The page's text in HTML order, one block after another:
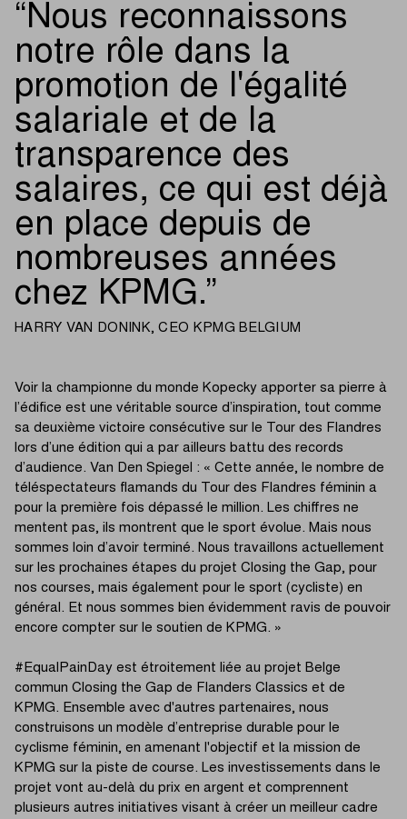
Nous reconnaissons
notre rôle dans la
promotion de l'égalité
salariale et de la
transparence des
salaires, ce qui est déjà
en place depuis de
nombreuses années
chez KPMG.
HARRY VAN DONINK, CEO KPMG BELGIUM
Voir la championne du monde Kopecky apporter sa pierre à
l’édifice est une véritable source d’inspiration, tout comme
sa deuxième victoire consécutive sur le Tour des Flandres
lors d’une édition qui a par ailleurs battu des records
d’audience. Van Den Spiegel : « Cette année, le nombre de
téléspectateurs flamands du Tour des Flandres féminin a
pour la première fois dépassé le million. Les chiffres ne
mentent pas, ils montrent que le sport évolue. Mais nous
sommes loin d’avoir terminé. Nous travaillons actuellement
sur les prochaines étapes du projet Closing the Gap, pour
nos courses, mais également pour le sport (cycliste) en
général. Et nous sommes bien évidemment ravis de pouvoir
encore compter sur le soutien de KPMG. »
#EqualPainDay est étroitement liée au projet Belge
commun Closing the Gap de Flanders Classics et de
KPMG. Ensemble avec d'autres partenaires, nous
construisons un modèle d’entreprise durable pour le
cyclisme féminin, en amenant l'objectif et la mission de
KPMG sur la piste de course. Les investissements dans le
projet vont au-delà du prix en argent et comprennent
plusieurs autres initiatives visant à créer un meilleur cadre